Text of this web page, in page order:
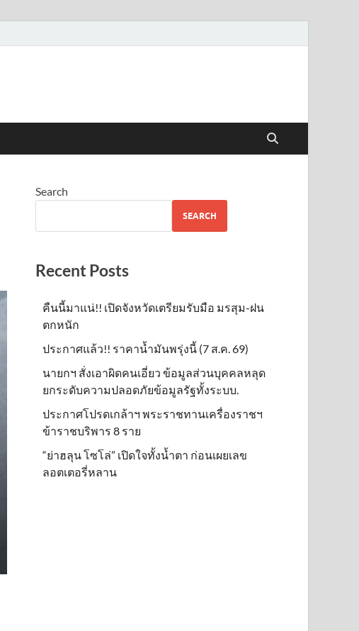
Search
SEARCH
Recent Posts
คืนนี้มาแน่!! เปิดจังหวัดเตรียมรับมือ มรสุม-ฝน
ตกหนัก
ประกาศแล้ว!! ราคาน้ำมันพรุ่งนี้ (7 ส.ค. 69)
นายกฯ สั่งเอาผิดคนเอี่ยว ข้อมูลส่วนบุคคลหลุด
ยกระดับความปลอดภัยข้อมูลรัฐทั้งระบบ.
ประกาศโปรดเกล้าฯ พระราชทานเครื่องราชฯ
ข้าราชบริพาร 8 ราย
“ย่าฮลุน โซโล่” เปิดใจทั้งน้ำตา ก่อนเผยเลข
ลอตเตอรี่หลาน